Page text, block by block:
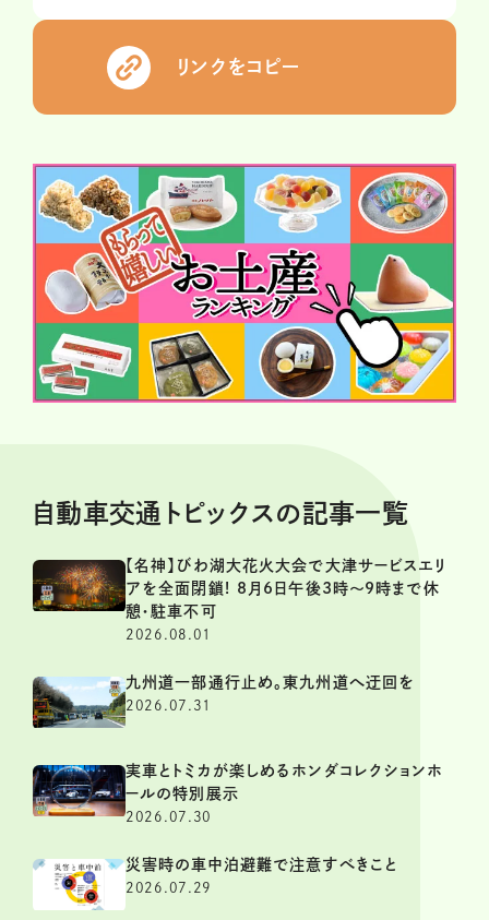
リンクをコピー
自動車交通トピックスの記事一覧
【名神】びわ湖大花火大会で大津サービスエリ
アを全面閉鎖! 8月6日午後3時～9時まで休
憩・駐車不可
2026.08.01
九州道一部通行止め。東九州道へ迂回を
2026.07.31
実車とトミカが楽しめるホンダコレクションホ
ールの特別展示
2026.07.30
災害時の車中泊避難で注意すべきこと
2026.07.29